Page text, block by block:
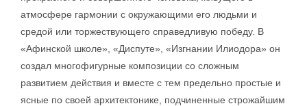
атмосфере гармонии с окружающими его людьми и
средой или торжествующего справедливую победу. В
«Афинской школе», «Диспуте», «Изгнании Илиодора» он
создал многофигурные композиции со сложным
развитием действия и вместе с тем предельно простые и
ясные по своей архитектонике, подчиненные строжайшим